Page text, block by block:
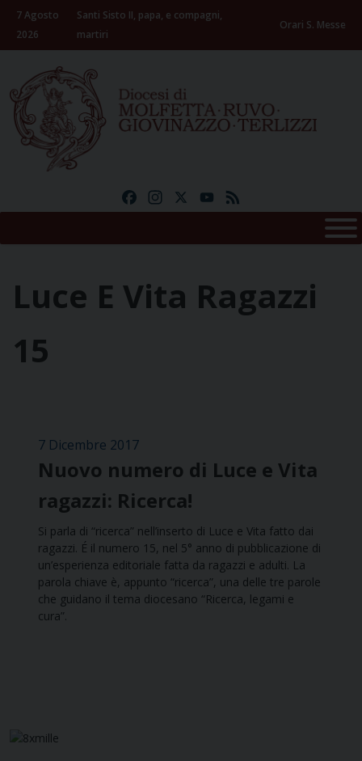
Skip
content
7 Agosto
2026
Santi Sisto II, papa, e compagni,
martiri
Orari S. Messe
FacebookInstagramYouTube
Luce E Vita Ragazzi
15
7 Dicembre 2017
Nuovo numero di Luce e Vita
ragazzi: Ricerca!
Si parla di “ricerca” nell’inserto di Luce e Vita fatto dai
ragazzi. É il numero 15, nel 5° anno di pubblicazione di
un’esperienza editoriale fatta da ragazzi e adulti. La
parola chiave è, appunto “ricerca”, una delle tre parole
che guidano il tema diocesano “Ricerca, legami e
cura”.